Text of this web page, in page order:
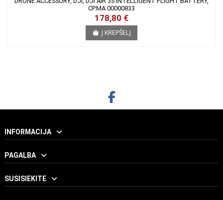
DRONE ACCESSORY, DJI, DJI AIR 3S INTELLIGENT FLIGHT BATTERY,
CP.MA.00000833
178,80 €
INFORMACIJA
PAGALBA